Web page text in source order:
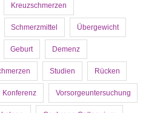
Kreuzschmerzen
Schmerzmittel Übergewicht
Geburt Demenz
Studien Rücken
Konferenz Vorsorgeuntersuchung